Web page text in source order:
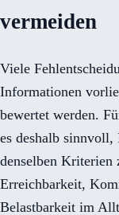
vermeiden
Viele
Informationen
bewertet werden.
es deshalb sinnvoll,
denselben Kriterien
Erreichbarkeit,
Belastbarkeit im